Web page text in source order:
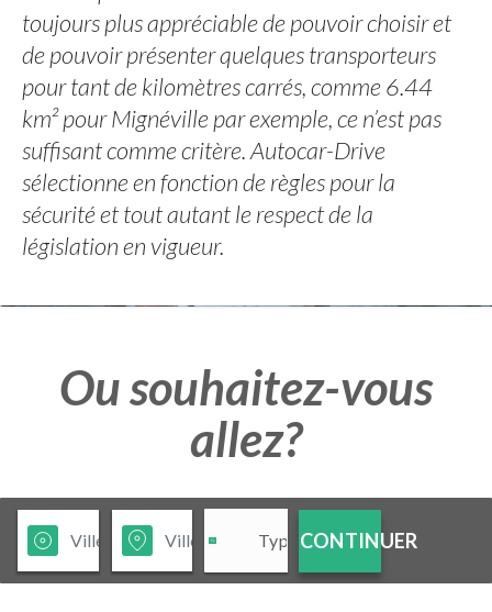
toujours plus appréciable de pouvoir choisir et
de pouvoir présenter quelques transporteurs
pour tant de kilomètres carrés, comme 6.44
km² pour Mignéville par exemple, ce n’est pas
suffisant comme critère. Autocar-Drive
sélectionne en fonction de règles pour la
sécurité et tout autant le respect de la
législation en vigueur.
Ou souhaitez-vous
allez?
CONTINUER